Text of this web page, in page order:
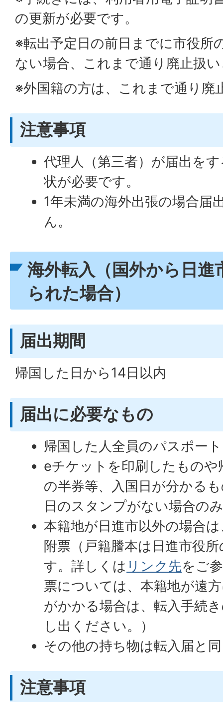
の更新が必要です。
※転出予定日の前日までに市役所
ない場合、これまで通り廃止扱
※外国籍の方は、これまで通り廃
注意事項
代理人（第三者）が届出を
状が必要です。
1年未満の海外出張の場合届
ん。
海外転入（国外から日進
られた場合）
届出期間
帰国した日から14日以内
届出に必要なもの
帰国した人全員のパスポート
eチケットを印刷したものや
の半券等、入国日が分かる
日のスタンプがない場合の
本籍地が日進市以外の場合
附票（戸籍謄本は日進市役
す。詳しくは リンク先をご
票については、本籍地が遠
がかかる場合は、転入手続
し出ください。）
その他の持ち物は転入届と
注意事項